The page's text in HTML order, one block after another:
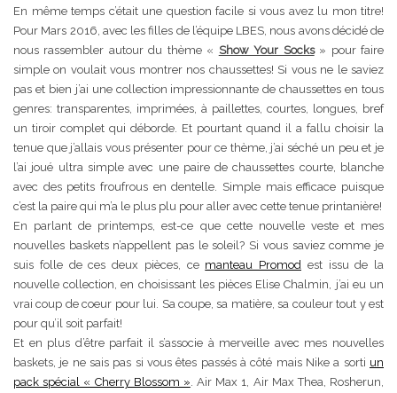
En même temps c’était une question facile si vous avez lu mon titre!
Pour Mars 2016, avec les filles de l’équipe LBES, nous avons décidé de
nous rassembler autour du thème « Show Your Socks» pour faire
simple on voulait vous montrer nos chaussettes! Si vous ne le saviez
pas et bien j’ai une collection impressionnante de chaussettes en tous
genres: transparentes, imprimées, à paillettes, courtes, longues, bref
un tiroir complet qui déborde. Et pourtant quand il a fallu choisir la
tenue que j’allais vous présenter pour ce thème, j’ai séché un peu et je
l’ai joué ultra simple avec une paire de chaussettes courte, blanche
avec des petits froufrous en dentelle. Simple mais efficace puisque
c’est la paire qui m’a le plus plu pour aller avec cette tenue printanière!
En parlant de printemps, est-ce que cette nouvelle veste et mes
nouvelles baskets n’appellent pas le soleil? Si vous saviez comme je
suis folle de ces deux pièces, ce manteau Promod est issu de la
nouvelle collection, en choisissant les pièces Elise Chalmin, j’ai eu un
vrai coup de coeur pour lui. Sa coupe, sa matière, sa couleur tout y est
pour qu’il soit parfait!
Et en plus d’être parfait il s’associe à merveille avec mes nouvelles
baskets, je ne sais pas si vous êtes passés à côté mais Nike a sorti un
pack spécial « Cherry Blossom » . Air Max 1, Air Max Thea, Rosherun,